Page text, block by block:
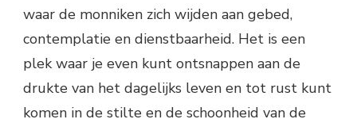
waar de monniken zich wijden aan gebed,
contemplatie en dienstbaarheid. Het is een
plek waar je even kunt ontsnappen aan de
drukte van het dagelijks leven en tot rust kunt
komen in de stilte en de schoonheid van de